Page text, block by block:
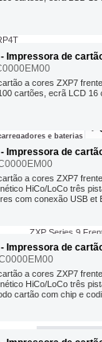
e baterias
Impressoras
P330i
ZXP Series 9
ZXP Series 9
P430i
P110i
P120i
ZXP Series 1
ZXP Series 3
...
cartão Zebra
clássico.
72,90 €
AO
Impressora de
a cores ZXP7
cartões, ecrã LCD
- Impressora de
a cores ZXP7
HiCo/LoCo três
com conexão USB et
- Impressora de
a cores ZXP7
HiCo/LoCo três
cartão com chip e